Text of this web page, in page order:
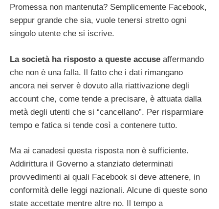
Promessa non mantenuta? Semplicemente Facebook,
seppur grande che sia, vuole tenersi stretto ogni
singolo utente che si iscrive.
La società ha risposto a queste accuse affermando
che non è una falla. Il fatto che i dati rimangano
ancora nei server è dovuto alla riattivazione degli
account che, come tende a precisare, è attuata dalla
metà degli utenti che si “cancellano”. Per risparmiare
tempo e fatica si tende così a contenere tutto.
Ma ai canadesi questa risposta non è sufficiente.
Addirittura il Governo a stanziato determinati
provvedimenti ai quali Facebook si deve attenere, in
conformità delle leggi nazionali. Alcune di queste sono
state accettate mentre altre no. Il tempo a